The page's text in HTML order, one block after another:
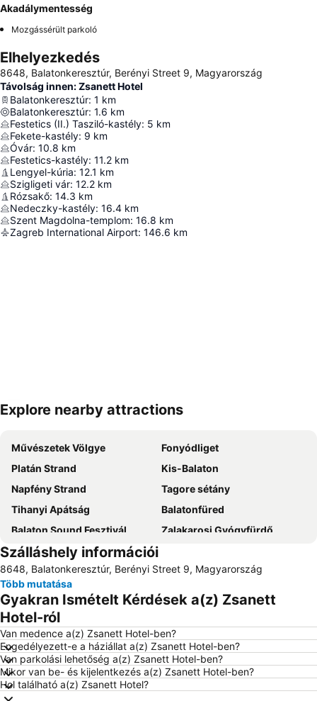
Akadálymentesség
Mozgássérült parkoló
Elhelyezkedés
8648, Balatonkeresztúr, Berényi Street 9, Magyarország
Távolság innen: Zsanett Hotel
Balatonkeresztúr: 1 km
Balatonkeresztúr: 1.6 km
Festetics (II.) Tasziló-kastély: 5 km
Fekete-kastély: 9 km
Óvár: 10.8 km
Festetics-kastély: 11.2 km
Lengyel-kúria: 12.1 km
Szigligeti vár: 12.2 km
Rózsakő: 14.3 km
Nedeczky-kastély: 16.4 km
Szent Magdolna-templom: 16.8 km
Zagreb International Airport: 146.6 km
Nagy méretű térkép
Explore nearby attractions
Művészetek Völgye
Fonyódliget
Platán Strand
Kis-Balaton
Napfény Strand
Tagore sétány
Tihanyi Apátság
Balatonfüred
Balaton Sound Fesztivál
Zalakarosi Gyógyfürdő
Pálköve
Szabadstrand
Keszthely Belváros
Balatonfüred Kikötő
Strand
Balatonlelle Sétálóutca
Lido strand
Magyar Honvédség Hévízi Mozgásszervi Rehabilitációs Intézet
Balatonfüred vasútállomás
Sümeg vár
Zamárdi Kalandpark
Boglári Szüreti Fesztivál
Hévíz Sétáló utca
Kőröshegyi völgyhíd
Szálláshely információi
8648, Balatonkeresztúr, Berényi Street 9, Magyarország
Több mutatása
Gyakran Ismételt Kérdések a(z) Zsanett
Hotel-ról
Van medence a(z) Zsanett Hotel-ben?
Engedélyezett-e a háziállat a(z) Zsanett Hotel-ben?
Van parkolási lehetőség a(z) Zsanett Hotel-ben?
Mikor van be- és kijelentkezés a(z) Zsanett Hotel-ben?
Hol található a(z) Zsanett Hotel?